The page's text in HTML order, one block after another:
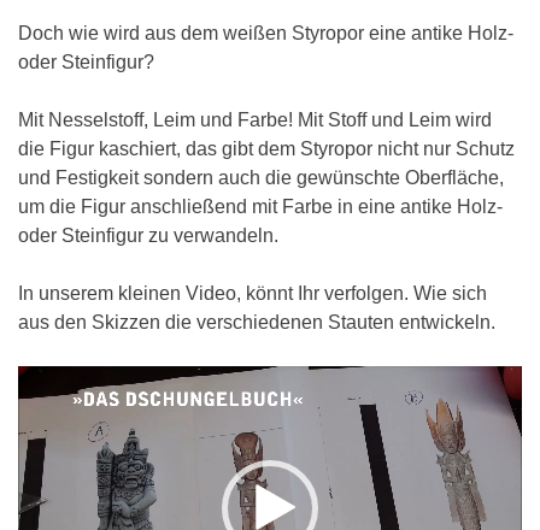
Doch wie wird aus dem weißen Styropor eine antike Holz-
oder Steinfigur?
Mit Nesselstoff, Leim und Farbe! Mit Stoff und Leim wird
die Figur kaschiert, das gibt dem Styropor nicht nur Schutz
und Festigkeit sondern auch die gewünschte Oberfläche,
um die Figur anschließend mit Farbe in eine antike Holz-
oder Steinfigur zu verwandeln.
In unserem kleinen Video, könnt Ihr verfolgen. Wie sich
aus den Skizzen die verschiedenen Stauten entwickeln.
Video-